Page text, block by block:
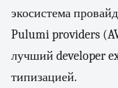
экосистема
Pulumi providers
лучший developer
типизацией.